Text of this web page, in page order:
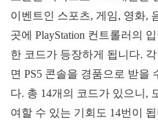
이벤트인 스포츠, 게임, 영화,
곳에 PlayStation 컨트롤러의
한 코드가 등장하게 됩니다.
면 PS5 콘솔을 경품으로 받을
다. 총 14개의 코드가 있으니,
여할 수 있는 기회도 14번이